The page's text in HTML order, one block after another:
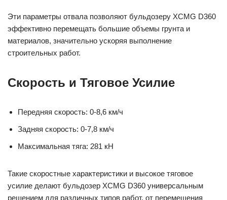
Эти параметры отвала позволяют бульдозеру XCMG D360
эффективно перемещать большие объемы грунта и
материалов, значительно ускоряя выполнение
строительных работ.
Скорость и Тяговое Усилие
Передняя скорость: 0-8,6 км/ч
Задняя скорость: 0-7,8 км/ч
Максимальная тяга: 281 кН
Такие скоростные характеристики и высокое тяговое
усилие делают бульдозер XCMG D360 универсальным
решением для различных типов работ, от перемещения